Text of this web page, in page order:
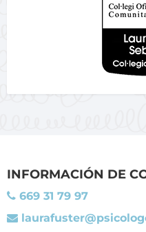
INFORMACIÓN DE
669 31 79 97